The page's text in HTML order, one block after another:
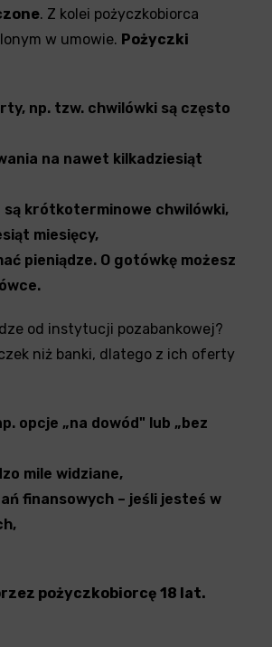
. Z kolei pożyczkobiorca
w umowie. Pożyczki
np. tzw. chwilówki są często
na nawet kilkadziesiąt
są krótkoterminowe chwilówki,
miesięcy,
pieniądze. O gotówkę możesz
od instytucji pozabankowej?
niż banki, dlatego z ich oferty
opcje „na dowód" lub „bez
mile widziane,
finansowych – jeśli jesteś w
pożyczkobiorcę 18 lat.